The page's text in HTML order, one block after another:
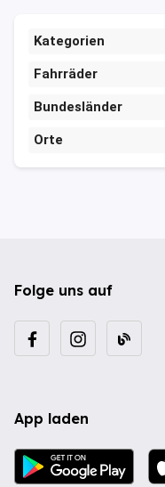
Kategorien
Fahrräder
Bundesländer
Orte
Folge uns auf
App laden